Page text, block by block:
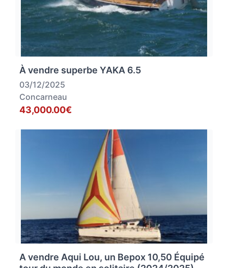
À vendre superbe YAKA 6.5
03/12/2025
Concarneau
43,000.00€
A vendre Aqui Lou, un Bepox 10,50 Équipé